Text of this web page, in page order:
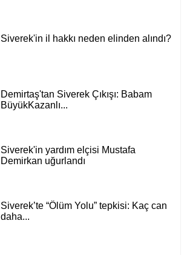
Siverek'in il hakkı neden elinden alındı?
Demirtaş'tan Siverek Çıkışı: Babam
BüyükKazanlı...
Siverek'in yardım elçisi Mustafa
Demirkan uğurlandı
Siverek’te “Ölüm Yolu” tepkisi: Kaç can
daha...